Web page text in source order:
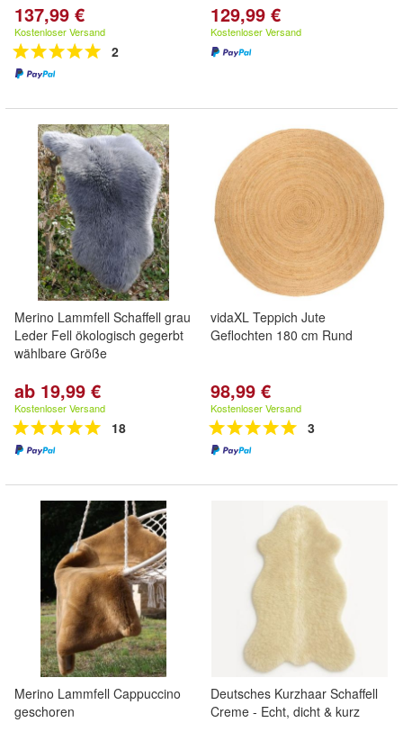
137,99 €
Kostenloser Versand
2
129,99 €
Kostenloser Versand
Merino Lammfell Schaffell grau
Leder Fell ökologisch gegerbt
wählbare Größe
ab 19,99 €
Kostenloser Versand
18
vidaXL Teppich Jute
Geflochten 180 cm Rund
98,99 €
Kostenloser Versand
3
Merino Lammfell Cappuccino
geschoren
Deutsches Kurzhaar Schaffell
Creme - Echt, dicht & kurz